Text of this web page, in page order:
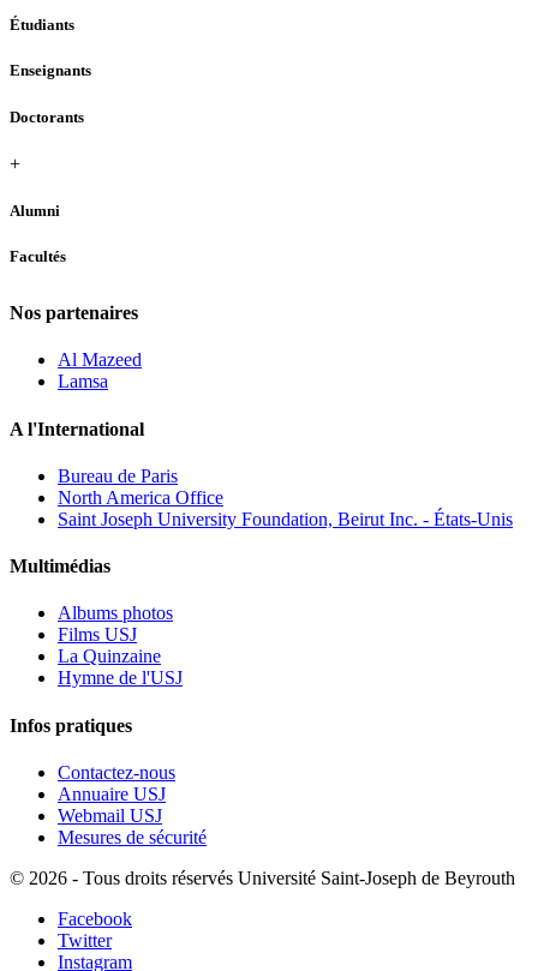
Étudiants
Enseignants
Doctorants
+
Alumni
Facultés
Nos partenaires
Al Mazeed
Lamsa
A l'International
Bureau de Paris
North America Office
Saint Joseph University Foundation, Beirut Inc. - États-Unis
Multimédias
Albums photos
Films USJ
La Quinzaine
Hymne de l'USJ
Infos pratiques
Contactez-nous
Annuaire USJ
Webmail USJ
Mesures de sécurité
© 2026 - Tous droits réservés Université Saint-Joseph de Beyrouth
Facebook
Twitter
Instagram